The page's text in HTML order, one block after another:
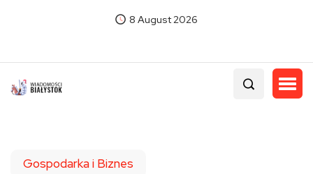
8 August 2026
Gospodarka i Biznes